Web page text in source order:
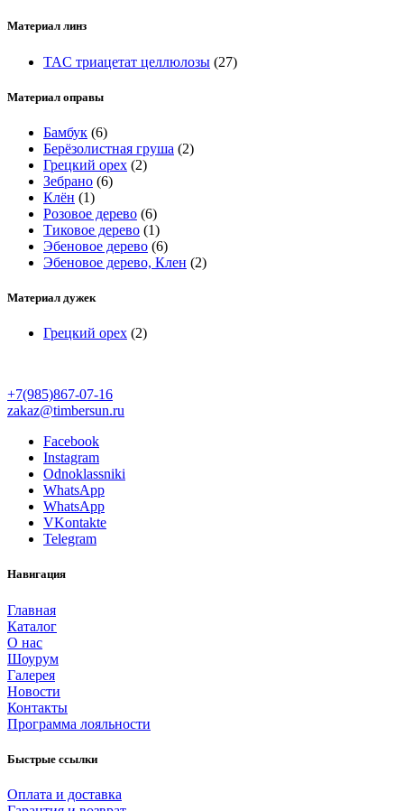
Материал линз
TAC триацетат целлюлозы (27)
Материал оправы
Бамбук (6)
Берёзолистная груша (2)
Грецкий орех (2)
Зебрано (6)
Клён (1)
Розовое дерево (6)
Тиковое дерево (1)
Эбеновое дерево (6)
Эбеновое дерево, Клен (2)
Материал дужек
Грецкий орех (2)
+7(985)867-07-16
zakaz@timbersun.ru
Facebook
Instagram
Odnoklassniki
WhatsApp
WhatsApp
VKontakte
Telegram
Навигация
Главная
Каталог
О нас
Шоурум
Галерея
Новости
Контакты
Программа лояльности
Быстрые ссылки
Оплата и доставка